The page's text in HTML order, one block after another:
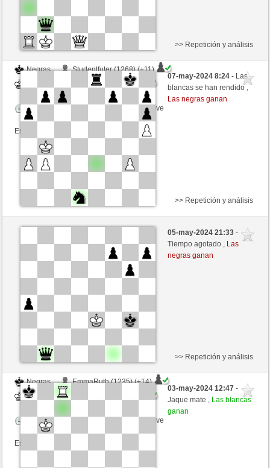
Negras
Studentfuter (1268) (+11)
Agopino (1158) (-11)
Tiempo: 6 minutes/side + 3 seconds/move
Esta partida es por puntos
>> Repetición y análisis
07-may-2024 8:24- Las
blancas se han rendido ,
Las negras ganan
Negras
Piterian (1290) (+11)
Tiempo: 5 minutes/side + 4 seconds/move
>> Repetición y análisis
05-may-2024 21:33-
Tiempo agotado , Las
negras ganan
Negras
EmmaRuth (1235) (+14)
Blancas
Tiempo: 4 minutes/side + 1 seconds/move
Esta partida es por puntos
>> Repetición y análisis
03-may-2024 12:47-
Jaque mate , Las blancas
ganan